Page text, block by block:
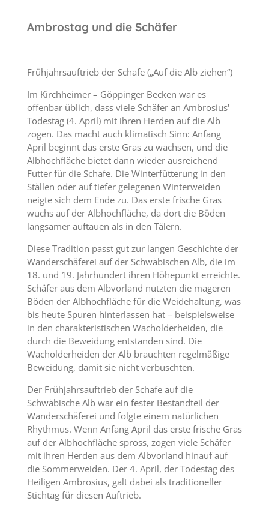
Ambrostag und die Schäfer
Frühjahrsauftrieb der Schafe („Auf die Alb ziehen“)
Im Kirchheimer – Göppinger Becken war es
offenbar üblich, dass viele Schäfer an Ambrosius'
Todestag (4. April) mit ihren Herden auf die Alb
zogen. Das macht auch klimatisch Sinn: Anfang
April beginnt das erste Gras zu wachsen, und die
Albhochfläche bietet dann wieder ausreichend
Futter für die Schafe. Die Winterfütterung in den
Ställen oder auf tiefer gelegenen Winterweiden
neigte sich dem Ende zu. Das erste frische Gras
wuchs auf der Albhochfläche, da dort die Böden
langsamer auftauen als in den Tälern.
Diese Tradition passt gut zur langen Geschichte der
Wanderschäferei auf der Schwäbischen Alb, die im
18. und 19. Jahrhundert ihren Höhepunkt erreichte.
Schäfer aus dem Albvorland nutzten die mageren
Böden der Albhochfläche für die Weidehaltung, was
bis heute Spuren hinterlassen hat – beispielsweise
in den charakteristischen Wacholderheiden, die
durch die Beweidung entstanden sind. Die
Wacholderheiden der Alb brauchten regelmäßige
Beweidung, damit sie nicht verbuschten.
Der Frühjahrsauftrieb der Schafe auf die
Schwäbische Alb war ein fester Bestandteil der
Wanderschäferei und folgte einem natürlichen
Rhythmus. Wenn Anfang April das erste frische Gras
auf der Albhochfläche spross, zogen viele Schäfer
mit ihren Herden aus dem Albvorland hinauf auf
die Sommerweiden. Der 4. April, der Todestag des
Heiligen Ambrosius, galt dabei als traditioneller
Stichtag für diesen Auftrieb.